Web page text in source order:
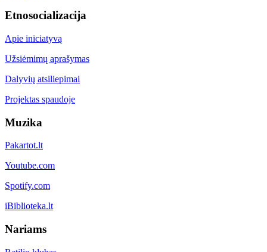
Etnosocializacija
Apie iniciatyvą
Užsiėmimų aprašymas
Dalyvių atsiliepimai
Projektas spaudoje
Muzika
Pakartot.lt
Youtube.com
Spotify.com
iBiblioteka.lt
Nariams